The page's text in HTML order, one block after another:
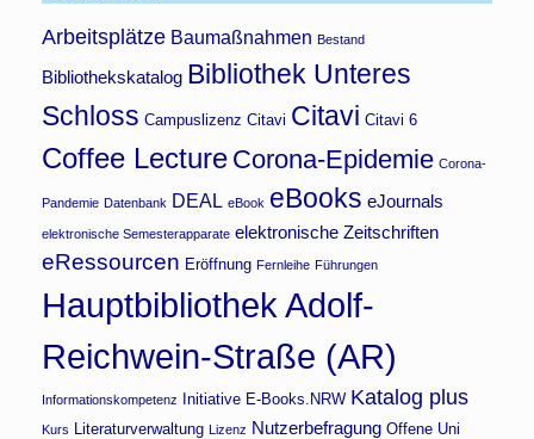
Arbeitsplätze Baumaßnahmen Bestand
Bibliothekskatalog Bibliothek Unteres
Schloss Campuslizenz Citavi Citavi Citavi 6
Coffee Lecture Corona-Epidemie Corona-
Pandemie Datenbank DEAL eBook eBooks eJournals
elektronische Semesterapparate elektronische Zeitschriften
eRessourcen Eröffnung Fernleihe Führungen
Hauptbibliothek Adolf-
Reichwein-Straße (AR)
Informationskompetenz Initiative E-Books.NRW Katalog plus
Kurs Literaturverwaltung Lizenz Nutzerbefragung Offene Uni